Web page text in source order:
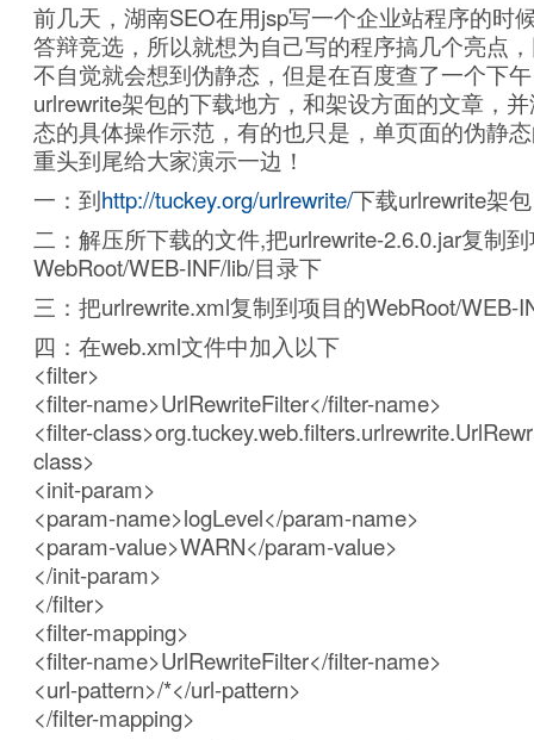
前几天，湖南SEO在用jsp写一个企业站程序的时
答辩竞选，所以就想为自己写的程序搞几个亮点
不自觉就会想到伪静态，但是在百度查了一个下
urlrewrite架包的下载地方，和架设方面的文章，
态的具体操作示范，有的也只是，单页面的伪静
重头到尾给大家演示一边！
一：到http://tuckey.org/urlrewrite/下载urlrewrite架
二：解压所下载的文件,把urlrewrite-2.6.0.jar复制
WebRoot/WEB-INF/lib/目录下
三：把urlrewrite.xml复制到项目的WebRoot/WEB-
四：在web.xml文件中加入以下
<filter>
<filter-name>UrlRewriteFilter</filter-name>
<filter-
class>
<init-param>
<param-name>logLevel</param-name>
<param-value>WARN</param-value>
</init-param>
</filter>
<filter-mapping>
<filter-name>UrlRewriteFilter</filter-name>
<url-pattern>/*</url-pattern>
</filter-mapping>